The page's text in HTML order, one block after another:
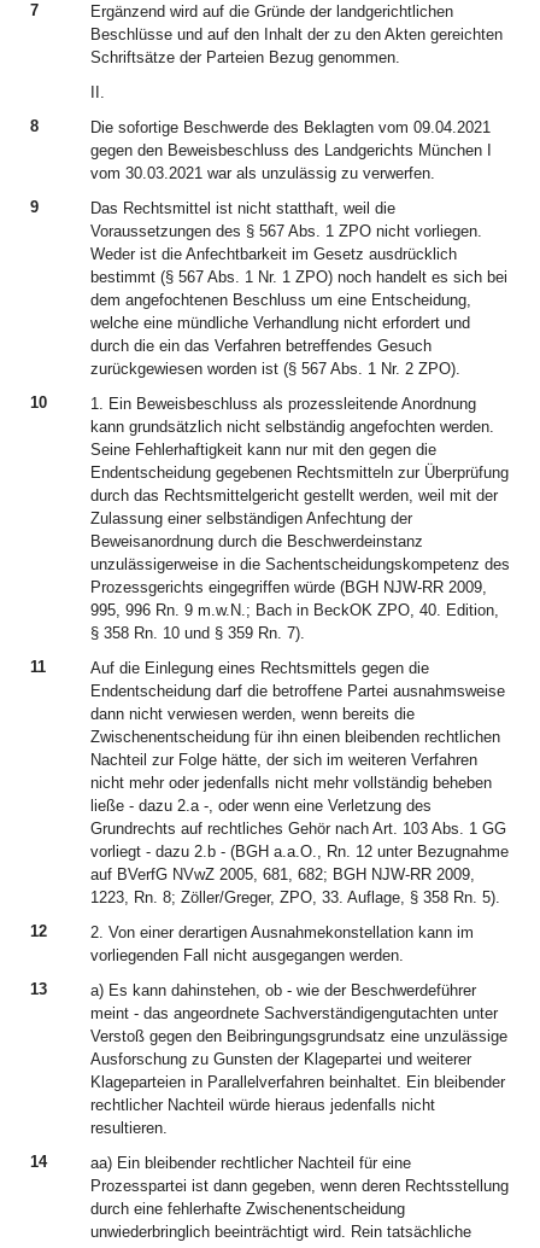
7
Ergänzend wird auf die Gründe der landgerichtlichen
Beschlüsse und auf den Inhalt der zu den Akten gereichten
Schriftsätze der Parteien Bezug genommen.
II.
8
Die sofortige Beschwerde des Beklagten vom 09.04.2021
gegen den Beweisbeschluss des Landgerichts München I
vom 30.03.2021 war als unzulässig zu verwerfen.
9
Das Rechtsmittel ist nicht statthaft, weil die
Voraussetzungen des § 567 Abs. 1 ZPO nicht vorliegen.
Weder ist die Anfechtbarkeit im Gesetz ausdrücklich
bestimmt (§ 567 Abs. 1 Nr. 1 ZPO) noch handelt es sich bei
dem angefochtenen Beschluss um eine Entscheidung,
welche eine mündliche Verhandlung nicht erfordert und
durch die ein das Verfahren betreffendes Gesuch
zurückgewiesen worden ist (§ 567 Abs. 1 Nr. 2 ZPO).
10
1. Ein Beweisbeschluss als prozessleitende Anordnung
kann grundsätzlich nicht selbständig angefochten werden.
Seine Fehlerhaftigkeit kann nur mit den gegen die
Endentscheidung gegebenen Rechtsmitteln zur Überprüfung
durch das Rechtsmittelgericht gestellt werden, weil mit der
Zulassung einer selbständigen Anfechtung der
Beweisanordnung durch die Beschwerdeinstanz
unzulässigerweise in die Sachentscheidungskompetenz des
Prozessgerichts eingegriffen würde (BGH NJW-RR 2009,
995, 996 Rn. 9 m.w.N.; Bach in BeckOK ZPO, 40. Edition,
§ 358 Rn. 10 und § 359 Rn. 7).
11
Auf die Einlegung eines Rechtsmittels gegen die
Endentscheidung darf die betroffene Partei ausnahmsweise
dann nicht verwiesen werden, wenn bereits die
Zwischenentscheidung für ihn einen bleibenden rechtlichen
Nachteil zur Folge hätte, der sich im weiteren Verfahren
nicht mehr oder jedenfalls nicht mehr vollständig beheben
ließe - dazu 2.a -, oder wenn eine Verletzung des
Grundrechts auf rechtliches Gehör nach Art. 103 Abs. 1 GG
vorliegt - dazu 2.b - (BGH a.a.O., Rn. 12 unter Bezugnahme
auf BVerfG NVwZ 2005, 681, 682; BGH NJW-RR 2009,
1223, Rn. 8; Zöller/Greger, ZPO, 33. Auflage, § 358 Rn. 5).
12
2. Von einer derartigen Ausnahmekonstellation kann im
vorliegenden Fall nicht ausgegangen werden.
13
a) Es kann dahinstehen, ob - wie der Beschwerdeführer
meint - das angeordnete Sachverständigengutachten unter
Verstoß gegen den Beibringungsgrundsatz eine unzulässige
Ausforschung zu Gunsten der Klagepartei und weiterer
Klageparteien in Parallelverfahren beinhaltet. Ein bleibender
rechtlicher Nachteil würde hieraus jedenfalls nicht
resultieren.
14
aa) Ein bleibender rechtlicher Nachteil für eine
Prozesspartei ist dann gegeben, wenn deren Rechtsstellung
durch eine fehlerhafte Zwischenentscheidung
unwiederbringlich beeinträchtigt wird. Rein tatsächliche